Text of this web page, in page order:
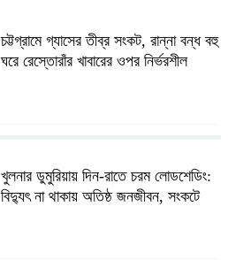
চট্টগ্রামে গ্যাসের তীব্র সংকট, রান্না বন্ধ বহু
ঘরে রেস্তোরাঁর খাবারের ওপর নির্ভরশীল
খুলনার ডুমুরিয়ায় দিন-রাতে চরম লোডশেডিং:
বিদ্যুৎ না থাকায় অতিষ্ঠ জনজীবন, সংকটে
খুলনার ডুমুরিয়ায় দিন-রাতে চরম লোডশেডিং:
বিদ্যুৎ না থাকায় অতিষ্ঠ জনজীবন, সংকটে